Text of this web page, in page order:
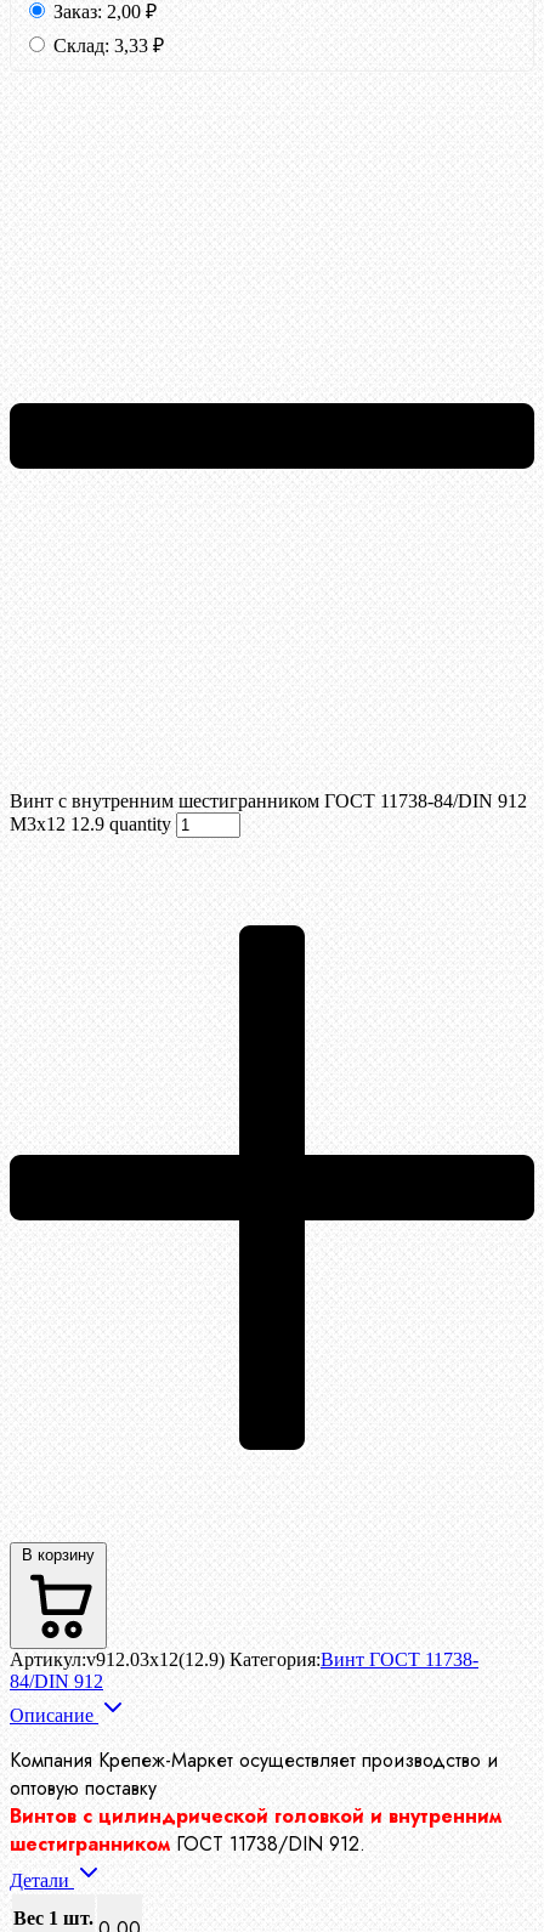
Заказ: 2,00 ₽
Склад: 3,33 ₽
Винт c внутренним шестигранником ГОСТ 11738-84/DIN 912
М3х12 12.9 quantity
В корзину
Артикул:v912.03x12(12.9) Категория:Винт ГОСТ 11738-
84/DIN 912
Описание
Компания Крепеж-Маркет осуществляет производство и
оптовую поставку
Винтов с цилиндрической головкой и внутренним
шестигранником ГОСТ 11738/DIN 912.
Детали
Вес 1 шт.